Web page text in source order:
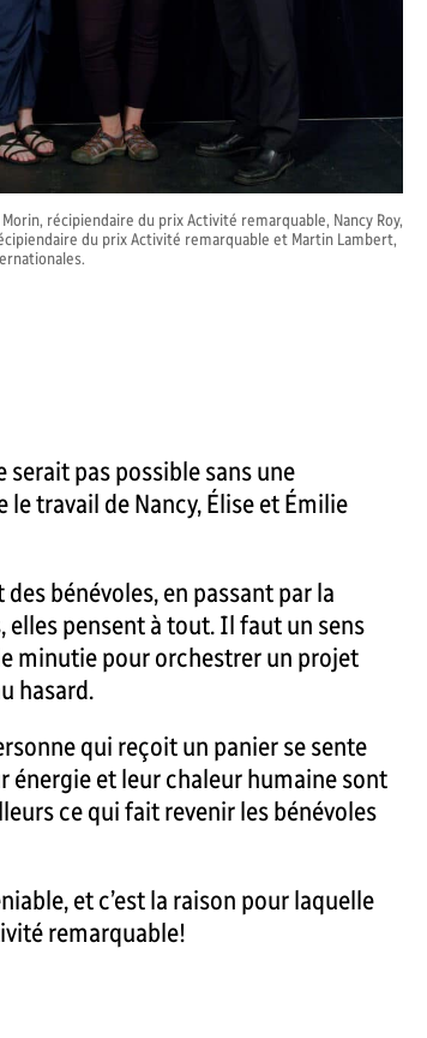
récipiendaire du prix Activité remarquable, Nancy Roy,
du prix Activité remarquable et Martin Lambert,
pas possible sans une
travail de Nancy, Élise et Émilie
bénévoles, en passant par la
pensent à tout. Il faut un sens
minutie pour orchestrer un projet
hasard.
qui reçoit un panier se sente
énergie et leur chaleur humaine sont
ce qui fait revenir les bénévoles
et c’est la raison pour laquelle
remarquable!